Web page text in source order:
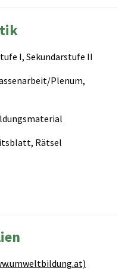
I, Sekundarstufe II
Plenum,
Rätsel